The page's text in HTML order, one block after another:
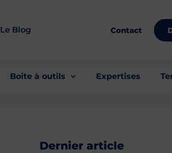
Le Blog Contact
Boite à outils Expertises
Dernier article